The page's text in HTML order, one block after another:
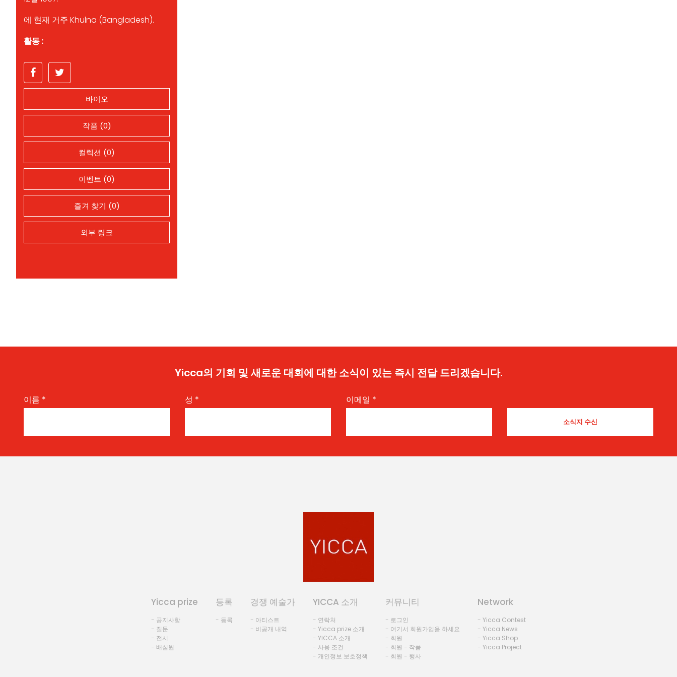
에 현재 거주 Khulna (Bangladesh).
활동 :
바이오
작품 (0)
컬렉션 (0)
이벤트 (0)
즐겨 찾기 (0)
외부 링크
Yicca의 기회 및 새로운 대회에 대한 소식이 있는 즉시 전달 드리겠습니다.
이름 * 성 * 이메일 *
Yicca prize
- 공지사항
- 질문
- 전시
- 배심원
등록
- 등록
경쟁 예술가
- 아티스트
- 비공개 내역
YICCA 소개
- 연락처
- Yicca prize 소개
- YICCA 소개
- 사용 조건
- 개인정보 보호정책
커뮤니티
- 로그인
- 여기서 회원가입을 하세요
- 회원
- 회원 - 작품
- 회원 - 행사
Network
- Yicca Contest
- Yicca News
- Yicca Shop
- Yicca Project